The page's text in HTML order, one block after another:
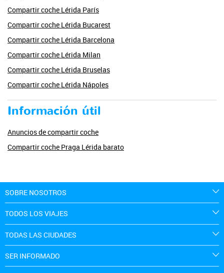
Compartir coche Lérida París
Compartir coche Lérida Bucarest
Compartir coche Lérida Barcelona
Compartir coche Lérida Milan
Compartir coche Lérida Bruselas
Compartir coche Lérida Nápoles
Información útil
Anuncios de compartir coche
Compartir coche Praga Lérida barato
SOBRE NOSOTROS
TODOS LOS VIAJES
TODAS LAS CIUDADES
SER INFORMADO